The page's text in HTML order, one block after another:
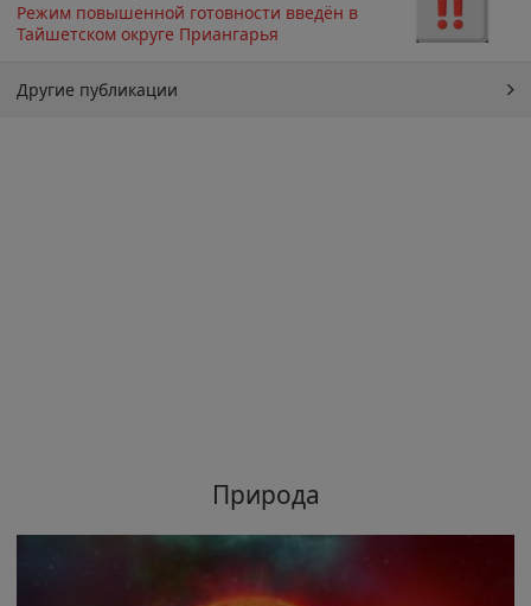
Режим повышенной готовности введён в
Тайшетском округе Приангарья
Другие публикации
Природа